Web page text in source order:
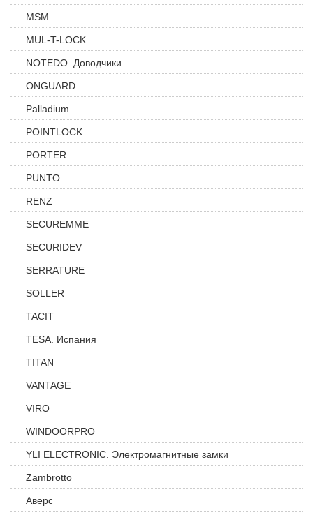
MSM
MUL-T-LOCK
NOTEDO. Доводчики
ONGUARD
Palladium
POINTLOCK
PORTER
PUNTO
RENZ
SECUREMME
SECURIDEV
SERRATURE
SOLLER
TACIT
TESA. Испания
TITAN
VANTAGE
VIRO
WINDOORPRO
YLI ELECTRONIC. Электромагнитные замки
Zambrotto
Аверс